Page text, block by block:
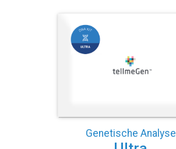
Genetische Analyse